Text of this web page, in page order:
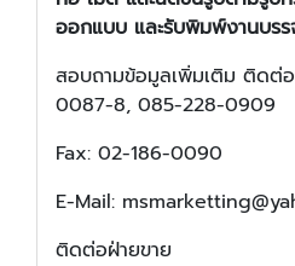
ออกแบบ และรับพิมพ์งานบร
สอบถามข้อมูลเพิ่มเติม ติดต่
0087-8, 085-228-0909
Fax: 02-186-0090
E-Mail:
ติดต่อฝ่ายขาย